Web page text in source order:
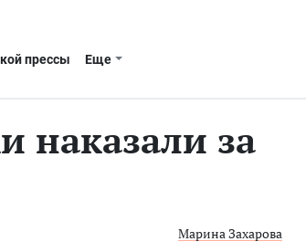
прессы Еще
наказали за
Марина Захарова